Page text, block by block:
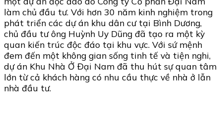
làm chủ đầu tư. Với hơn 30 năm kinh nghiệm trong
phát triển các dự án khu dân cư tại Bình Dương,
chủ đầu tư ông Huỳnh Uy Dũng đã tạo ra một kỳ
quan kiến trúc độc đáo tại khu vực. Với sứ mệnh
đem đến một không gian sống tinh tế và tiện nghi,
dự án Khu Nhà Ở Đại Nam đã thu hút sự quan tâm
lớn từ cả khách hàng có nhu cầu thực về nhà ở lẫn
nhà đầu tư.